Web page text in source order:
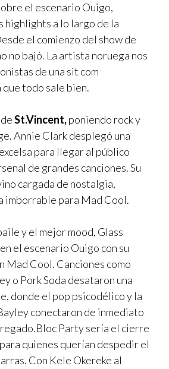
el escenario Ouigo,
highlights a lo largo de la
el comienzo del show de
no bajó. La artista noruega nos
de una sit com
todo sale bien.
St.Vincent,poniendo rock y
Annie Clark desplegó una
para llegar al público
de grandes canciones. Su
cargada de nostalgia,
imborrable para Mad Cool.
y el mejor mood, Glass
el escenario Ouigo con su
Mad Cool. Canciones como
o Pork Soda desataron una
donde el pop psicodélico y la
conectaron de inmediato
Party sería el cierre
quienes querían despedir el
Con Kele Okereke al